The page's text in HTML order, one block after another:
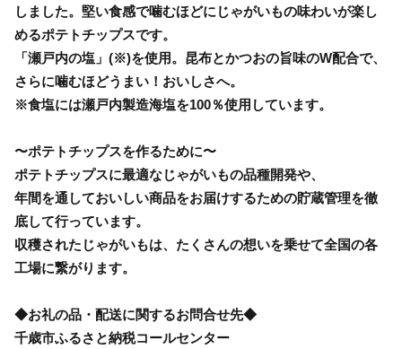
しました。堅い食感で噛むほどにじゃがいもの味わいが楽し
めるポテトチップスです。
「瀬戸内の塩」(※)を使用。昆布とかつおの旨味のW配合で、
さらに噛むほどうまい！おいしさへ。
※食塩には瀬戸内製造海塩を100％使用しています。
〜ポテトチップスを作るために〜
ポテトチップスに最適なじゃがいもの品種開発や、
年間を通しておいしい商品をお届けするための貯蔵管理を徹
底して行っています。
収穫されたじゃがいもは、たくさんの想いを乗せて全国の各
工場に繋がります。
◆お礼の品・配送に関するお問合せ先◆
千歳市ふるさと納税コールセンター